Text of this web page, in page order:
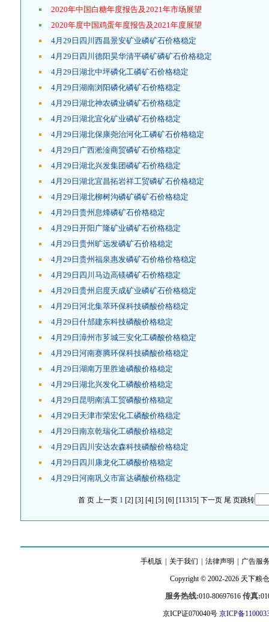
2020年中国白糖年度报告及2021年市场展望
2020年度中国鸡蛋年度报告及2021年度展望
4月29日四川西昌景安矿业磷矿石价格稳定
4月29日四川德阳昊华清平磷矿磷矿石价格稳定
4月29日湖北中坪磷化工磷矿石价格稳定
4月29日湖南浏阳磷化磷矿石价格稳定
4月29日湖北神农磷业磷矿石价格稳定
4月29日湖北宜化矿业磷矿石价格稳定
4月29日湖北保康尧治河化工磷矿石价格稳定
4月29日广西淞淦商贸磷矿石价格稳定
4月29日湖北兴发集团磷矿石价格稳定
4月29日湖北宜昌拓岩祥工贸磷矿石价格稳定
4月29日湖北柳树沟磷矿磷矿石价格稳定
4月29日贵州息烽磷矿石价格稳定
4月29日开阳广隆矿业磷矿石价格稳定
4月29日贵州旷远发磷矿石价格稳定
4月29日贵州福泉惠发磷矿石价格价格稳定
4月29日四川马边高镁磷矿石价格稳定
4月29日贵州启度天成矿业磷矿石价格稳定
4月29日河北集萃环保科技磷酸价格稳定
4月29日什邡建东科技磷酸价格稳定
4月29日漳州市芗城三安化工磷酸价格稳定
4月29日河南赛腾环保科技磷酸价格稳定
4月29日湖南万里胜途磷酸价格稳定
4月29日湖北兴发化工磷酸价格稳定
4月29日昆明南滇工贸磷酸价格稳定
4月29日天津市荣宏化工磷酸价格稳定
4月29日南京乾瑞化工磷酸价格稳定
4月29日四川安达农森科技磷酸价格稳定
4月29日四川康龙化工磷酸价格稳定
4月29日河南巩义市富达磷酸价格稳定
首 页 上一页 1 [2] [3] [4] [5] [6] [11315] 下一页 尾 页跳转
手机版 关于我们 法律声明 广告服
Copyright © 2002-2026 天下粮仓
服务热线:010-80697616 传真:
京ICP证070040号 京ICP备